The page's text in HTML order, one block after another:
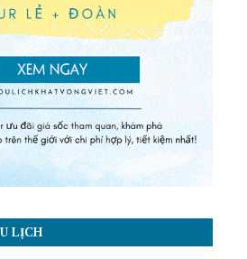
LỊCH